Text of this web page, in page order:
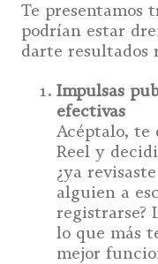
Te presentamos
podrían estar
darte resultados
Impulsas
efectivas
Acéptalo, te
Reel y
¿ya
alguien a
registrarse?
lo que más
mejor